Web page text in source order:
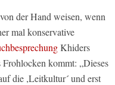
der Hand weisen, wenn
mal konservative
Khiders
kommt: „Dieses
die ,Leitkultur´ und erst